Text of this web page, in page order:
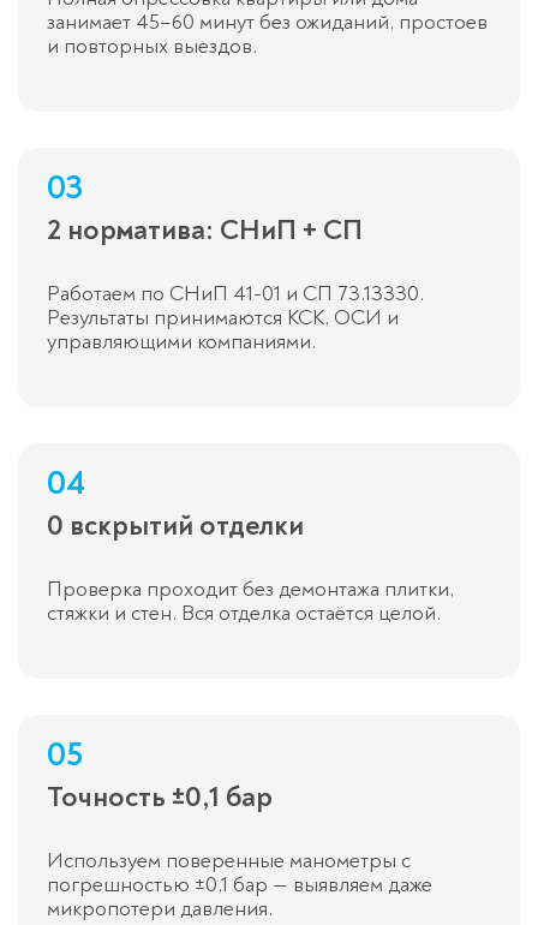
занимает 45–60 минут без ожиданий, простоев
и повторных выездов.
03
2 норматива: СНиП + СП
Работаем по СНиП 41-01 и СП 73.13330.
Результаты принимаются КСК, ОСИ и
управляющими компаниями.
04
0 вскрытий отделки
Проверка проходит без демонтажа плитки,
стяжки и стен. Вся отделка остаётся целой.
05
Точность ±0,1 бар
Используем поверенные манометры с
погрешностью ±0,1 бар — выявляем даже
микропотери давления.